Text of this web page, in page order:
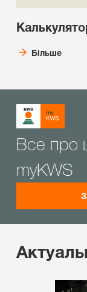
Більше
Все про
myKWS